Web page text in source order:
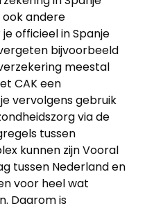
ook andere
officieel in Spanje
bijvoorbeeld
meestal
CAK een
vervolgens gebruik
via de
tussen
kunnen zijn Vooral
tussen Nederland en
voor heel wat
Daarom is